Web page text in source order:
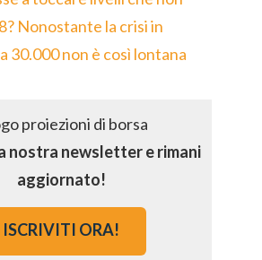
Nonostante la crisi in
30.000 non è così lontana
nostra newsletter e rimani
aggiornato!
ISCRIVITI ORA!